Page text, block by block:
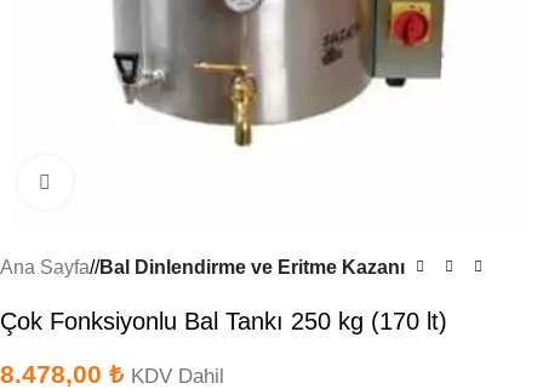
Ana Sayfa/ Bal Dinlendirme ve Eritme Kazanı
Çok Fonksiyonlu Bal Tankı 250 kg (170 lt)
8.478,00 ₺ KDV Dahil